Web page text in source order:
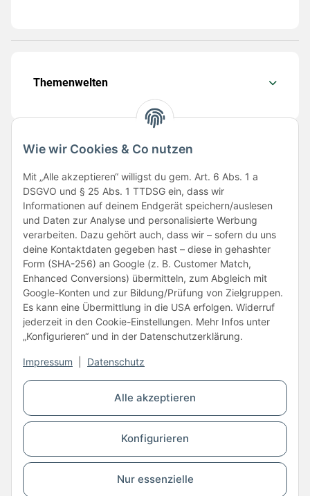
Alle akzeptieren
Konfigurieren
Nur essenzielle
Wie wir Cookies & Co nutzen
Mit „Alle akzeptieren“ willigst du gem. Art. 6 Abs. 1 a
DSGVO und § 25 Abs. 1 TTDSG ein, dass wir
Informationen auf deinem Endgerät speichern/auslesen
und Daten zur Analyse und personalisierte Werbung
verarbeiten. Dazu gehört auch, dass wir – sofern du uns
deine Kontaktdaten gegeben hast – diese in gehashter
Form (SHA-256) an Google (z. B. Customer Match,
Enhanced Conversions) übermitteln, zum Abgleich mit
Google-Konten und zur Bildung/Prüfung von Zielgruppen.
Es kann eine Übermittlung in die USA erfolgen. Widerruf
jederzeit in den Cookie-Einstellungen. Mehr Infos unter
„Konfigurieren“ und in der Datenschutzerklärung.
Impressum Datenschutz
Themenwelten
Folge uns
Unsere Partner
Vertrag widerrufen
* Alle Preise inkl. gesetzlicher USt., zzgl.Versand
© Copyright © 2026 www.kartons24.de
BB-Verpackungen GmbH
- Brendelweg 167, 27755 Delmenhorst - Telefon:
+49 (0)4221 42165 30